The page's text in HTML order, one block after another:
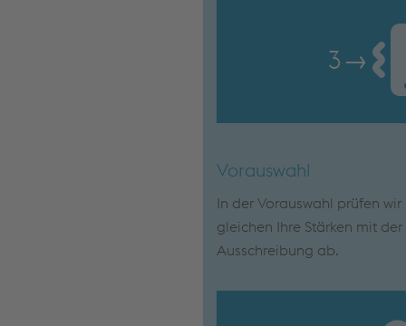
3→
Vorauswahl
In der Vorauswahl prüfen
gleichen Ihre Stärken mit
Ausschreibung ab.